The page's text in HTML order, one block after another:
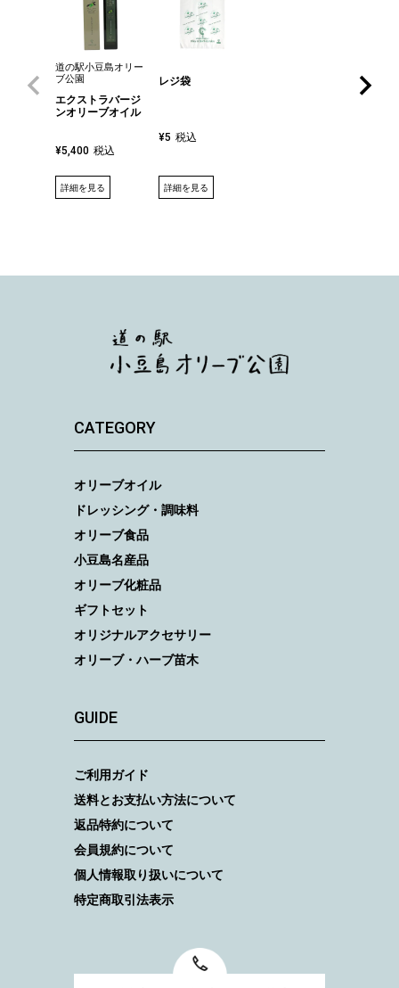
道の駅小豆島オリー
ブ公園
エクストラバージ
ンオリーブオイル
¥5,400 税込
詳細を見る
レジ袋
¥5 税込
詳細を見る
CATEGORY
オリーブオイル
ドレッシング・調味料
オリーブ食品
小豆島名産品
オリーブ化粧品
ギフトセット
オリジナルアクセサリー
オリーブ・ハーブ苗木
GUIDE
ご利用ガイド
送料とお支払い方法について
返品特約について
会員規約について
個人情報取り扱いについて
特定商取引法表示